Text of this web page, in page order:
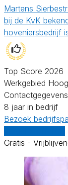
Martens
bij de KvK
hoveniersbedrijf
Top Score 2026
Werkgebied
Contactgegevens
8 jaar in bedrijf
Bezoek
Gratis -